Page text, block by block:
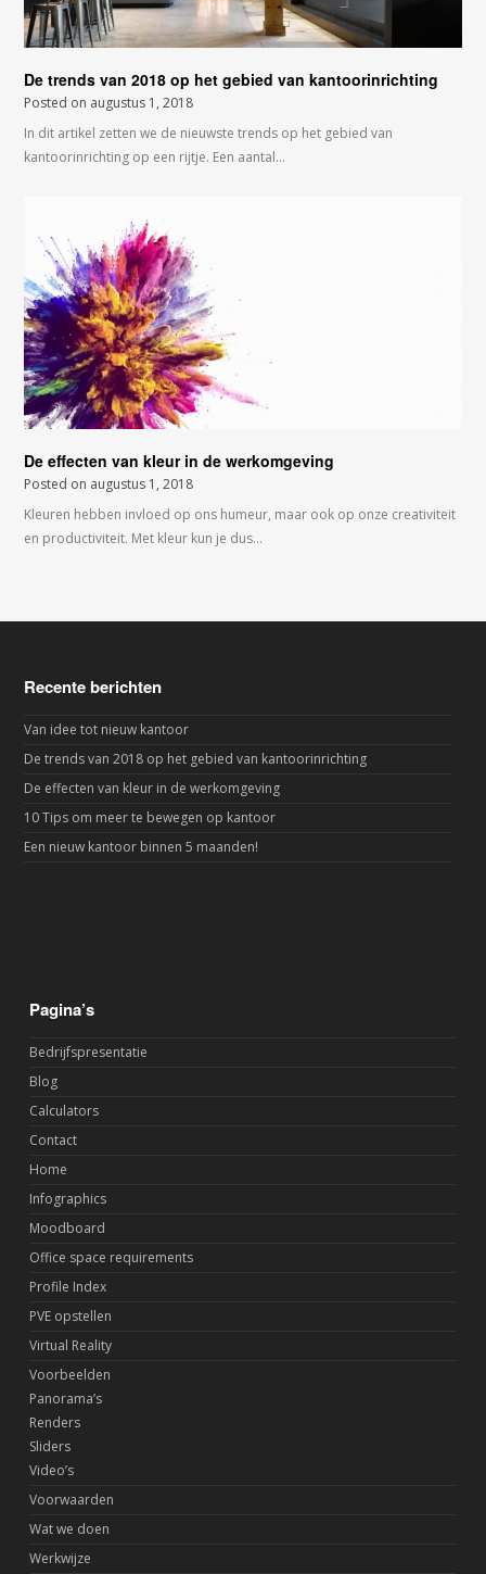
De trends van 2018 op het gebied van kantoorinrichting
Posted on augustus 1, 2018
In dit artikel zetten we de nieuwste trends op het gebied van
kantoorinrichting op een rijtje. Een aantal…
De effecten van kleur in de werkomgeving
Posted on augustus 1, 2018
Kleuren hebben invloed op ons humeur, maar ook op onze creativiteit
en productiviteit. Met kleur kun je dus…
Recente berichten
Van idee tot nieuw kantoor
De trends van 2018 op het gebied van kantoorinrichting
De effecten van kleur in de werkomgeving
10 Tips om meer te bewegen op kantoor
Een nieuw kantoor binnen 5 maanden!
Pagina’s
Bedrijfspresentatie
Blog
Calculators
Contact
Home
Infographics
Moodboard
Office space requirements
Profile Index
PVE opstellen
Virtual Reality
Voorbeelden
Panorama’s
Renders
Sliders
Video’s
Voorwaarden
Wat we doen
Werkwijze